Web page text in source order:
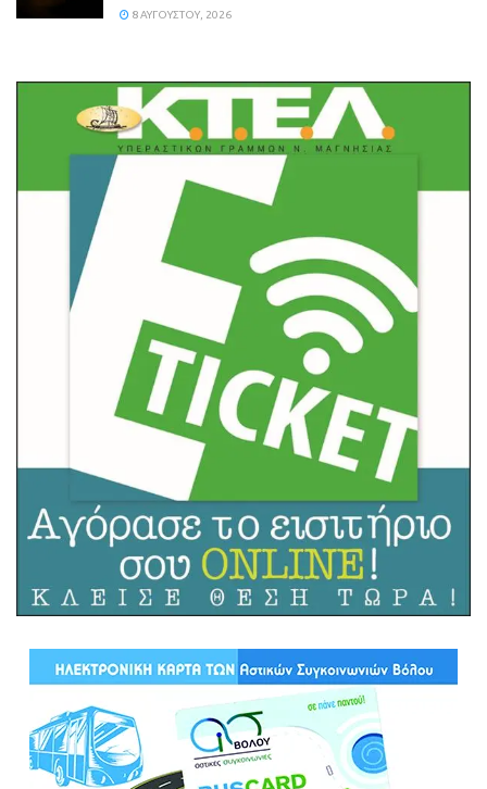
8 ΑΥΓΟΎΣΤΟΥ, 2026